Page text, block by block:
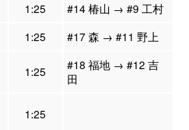
1:25
#14 椿山 → #9 工村
1:25
#17 森 → #11 野上
1:25
#18 福地 → #12 吉
田
1:25